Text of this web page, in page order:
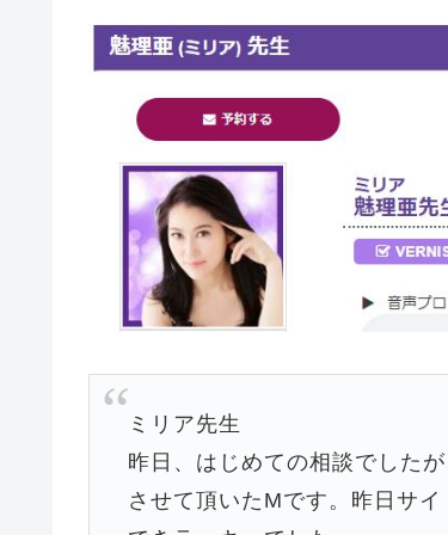
ミリア先生
昨日、はじめての相談でした
させて頂いたMです。昨日サ